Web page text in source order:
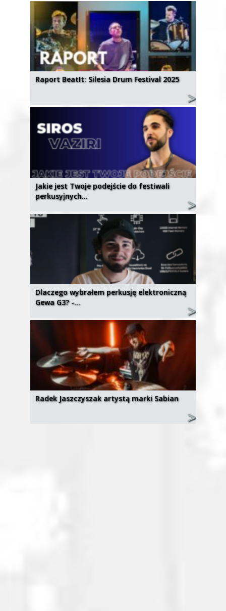
Raport BeatIt: Silesia Drum Festival 2025
Jakie jest Twoje podejście do festiwali
perkusyjnych…
Dlaczego wybrałem perkusję elektroniczną
Gewa G3? -…
Radek Jaszczyszak artystą marki Sabian